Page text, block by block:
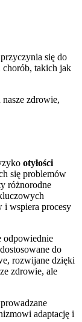
się do
chorób, takich jak
zdrowie,
otyłości
się problemów
różnorodne
i wspiera procesy
odpowiednie
do
rozwijane dzięki
zdrowie, ale
adaptację i